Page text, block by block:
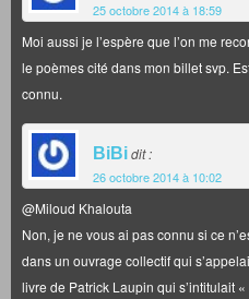
25 octobre 2014 à 18:59
Moi aussi je l’espère que l’on me
le poèmes cité dans mon billet svp.
connu.
BiBidit :
26 octobre 2014 à 10:02
@Miloud Khalouta
Non, je ne vous ai pas connu si ce
dans un ouvrage collectif qui
livre de Patrick Laupin qui s’intitulait